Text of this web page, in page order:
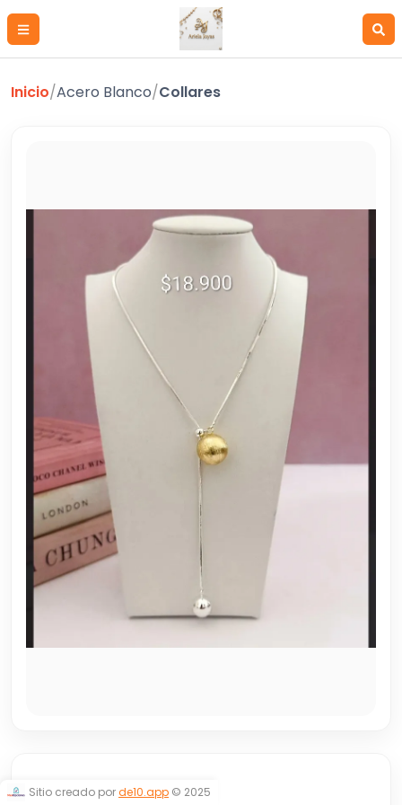
Inicio/Acero Blanco/Collares
CORBATERO
Sitio creado porde10.app © 2025